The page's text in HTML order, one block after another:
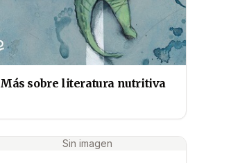
Más sobre literatura nutritiva
Sin imagen